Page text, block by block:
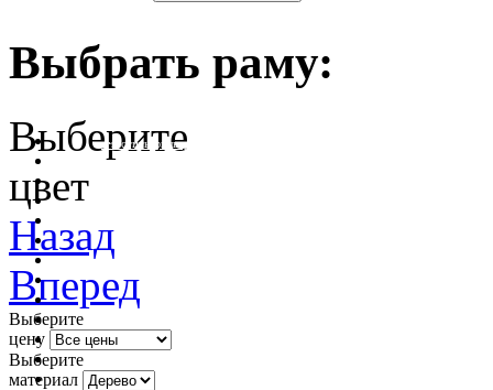
Выбрать раму:
очистить фильтр цвета
Выберите
цвет
Назад
Вперед
Выберите
цену
Выберите
материал